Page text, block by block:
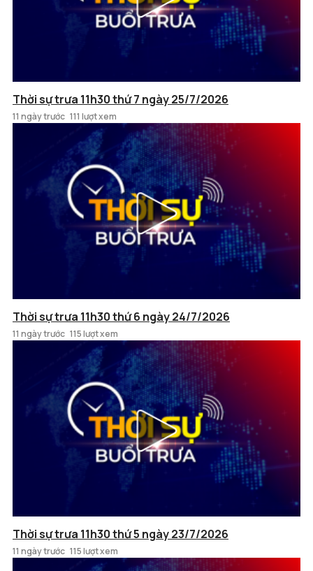
Thời sự trưa 11h30 thứ 7 ngày 25/7/2026
11 ngày trước 111 lượt xem
Thời sự trưa 11h30 thứ 6 ngày 24/7/2026
11 ngày trước 115 lượt xem
Thời sự trưa 11h30 thứ 5 ngày 23/7/2026
11 ngày trước 115 lượt xem